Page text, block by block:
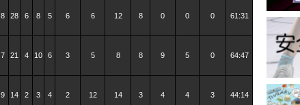
8 28 6 8 5 6 6 12 8 0 0 0 61:31
7 21 4 10 6 3 5 8 8 9 5 0 64:47
9 14 2 3 4 2 12 14 3 4 4 3 44:14